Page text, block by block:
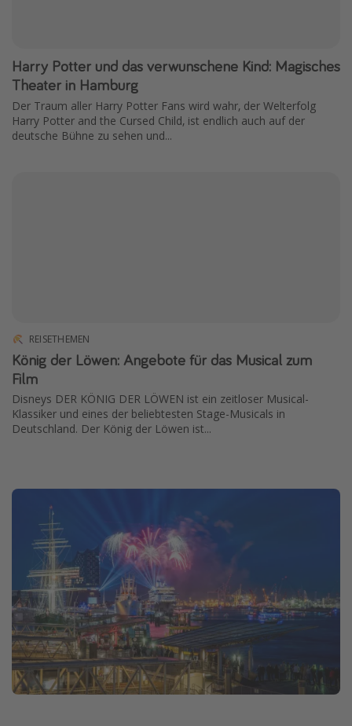
Harry Potter und das verwunschene Kind: Magisches
Theater in Hamburg
Der Traum aller Harry Potter Fans wird wahr, der Welterfolg
Harry Potter and the Cursed Child, ist endlich auch auf der
deutsche Bühne zu sehen und...
REISETHEMEN
König der Löwen: Angebote für das Musical zum
Film
Disneys DER KÖNIG DER LÖWEN ist ein zeitloser Musical-
Klassiker und eines der beliebtesten Stage-Musicals in
Deutschland. Der König der Löwen ist...